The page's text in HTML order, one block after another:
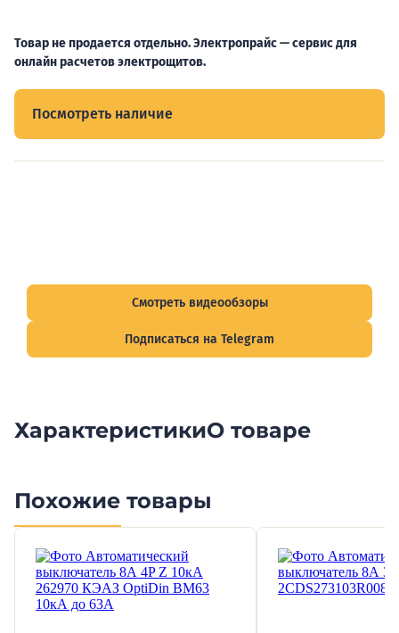
Товар не продается отдельно. Электропрайс — сервис для
онлайн расчетов электрощитов.
Посмотреть наличие
Смотреть видеообзоры
Подписаться на Telegram
ХарактеристикиО товаре
Похожие товары